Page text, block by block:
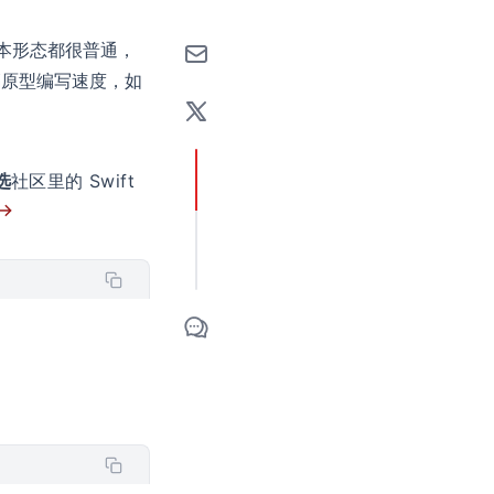
态都很普通，
型编写速度，如
社区里的 Swift